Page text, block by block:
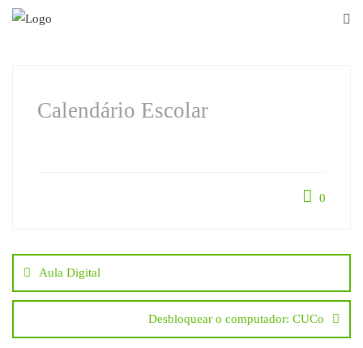
Skip
Calendário Escolar
0
Navegação
de
artigos
Aula Digital
Desbloquear o computador: CUCo